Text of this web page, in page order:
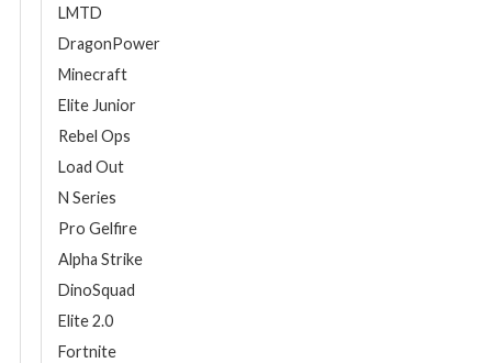
LMTD
DragonPower
Minecraft
Elite Junior
Rebel Ops
Load Out
N Series
Pro Gelfire
Alpha Strike
DinoSquad
Elite 2.0
Fortnite